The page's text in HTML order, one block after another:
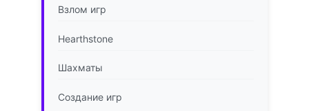
Взлом игр
Hearthstone
Шахматы
Создание игр